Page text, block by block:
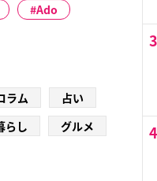
Ado
ラム
占い
らし グルメ